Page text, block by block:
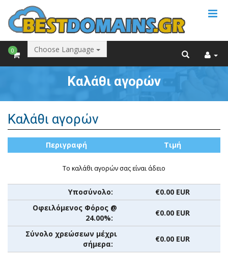
0 Choose Language
Καλάθι αγορών
Καλάθι αγορών
Περιγραφή Τιμή
Το καλάθι αγορών σας είναι άδειο
Υποσύνολο:
€0.00 EUR
Οφειλόμενος Φόρος @
24.00%:
€0.00 EUR
Σύνολο χρεώσεων μέχρι
σήμερα:
€0.00 EUR